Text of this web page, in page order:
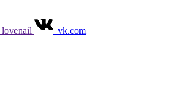
lovenail vk.com